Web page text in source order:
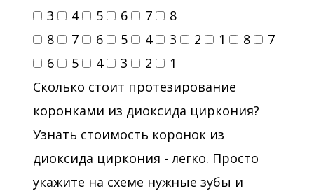
3 4 5 6 7
8
8
7 6 5 4 3 2 1 8
7
6
5 4 3 2
1
Сколько стоит протезирование
коронками из диоксида циркония?
Узнать стоимость коронок из
диоксида циркония - легко. Просто
укажите на схеме нужные зубы и